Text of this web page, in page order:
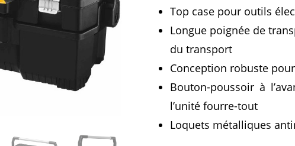
Top case pour outils
Longue poignée de
du transport
Conception robuste
Bouton-poussoir à
l’unité fourre-tout
Loquets métalliques